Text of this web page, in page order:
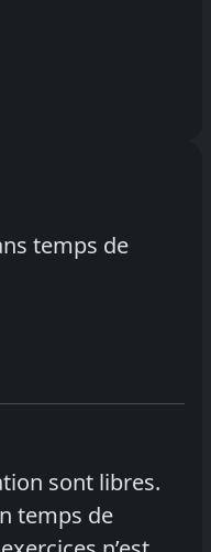
temps de
sont libres.
temps de